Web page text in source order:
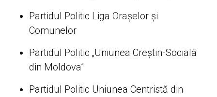
Partidul Politic Liga Orașelor și
Comunelor
Partidul Politic „Uniunea Creștin-Socială
din Moldova”
Partidul Politic Uniunea Centristă din